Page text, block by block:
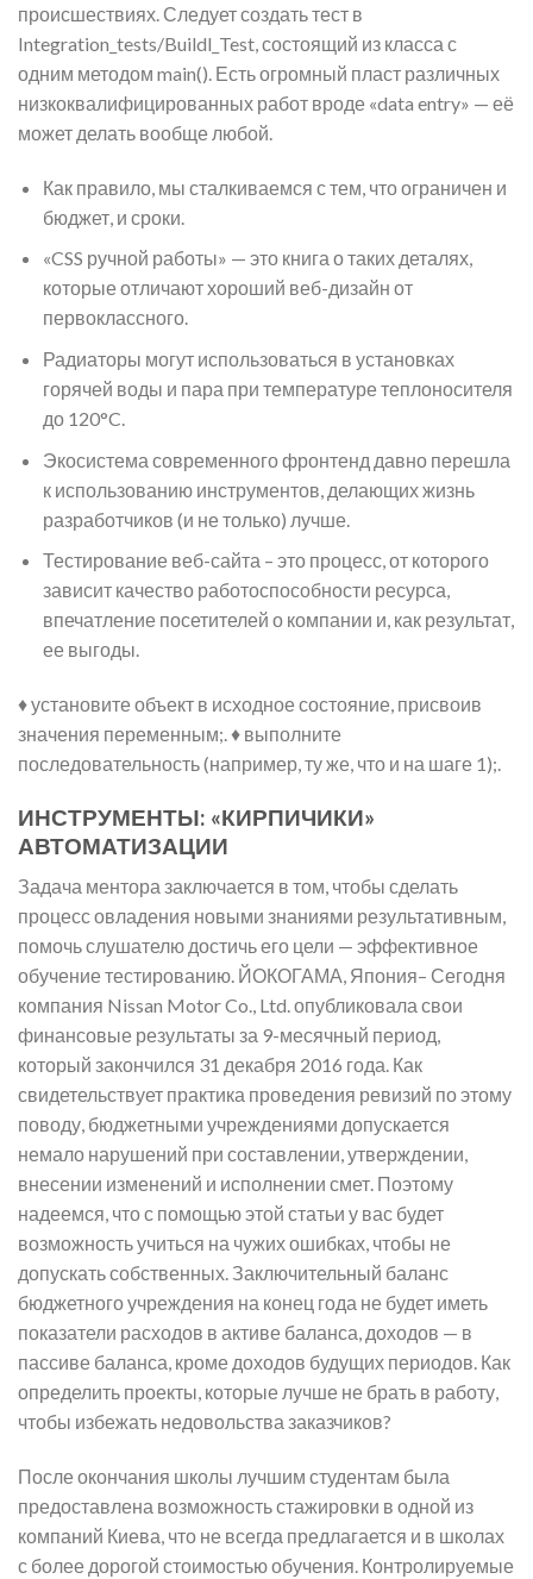
происшествиях. Следует создать тест в
Integration_tests/Buildl_Test, состоящий из класса с
одним методом main(). Есть огромный пласт различных
низкоквалифицированных работ вроде «data entry» — её
может делать вообще любой.
Как правило, мы сталкиваемся с тем, что ограничен и
бюджет, и сроки.
«CSS ручной работы» — это книга о таких деталях,
которые отличают хороший веб-дизайн от
первоклассного.
Радиаторы могут использоваться в установках
горячей воды и пара при температуре теплоносителя
до 120°C.
Экосистема современного фронтенд давно перешла
к использованию инструментов, делающих жизнь
разработчиков (и не только) лучше.
Тестирование веб-сайта – это процесс, от которого
зависит качество работоспособности ресурса,
впечатление посетителей о компании и, как результат,
ее выгоды.
♦ установите объект в исходное состояние, присвоив
значения переменным;. ♦ выполните
последовательность (например, ту же, что и на шаге 1);.
ИНСТРУМЕНТЫ: «КИРПИЧИКИ»
АВТОМАТИЗАЦИИ
Задача ментора заключается в том, чтобы сделать
процесс овладения новыми знаниями результативным,
помочь слушателю достичь его цели — эффективное
обучение тестированию. ЙОКОГАМА, Япония– Сегодня
компания Nissan Motor Co., Ltd. опубликовала свои
финансовые результаты за 9-месячный период,
который закончился 31 декабря 2016 года. Как
свидетельствует практика проведения ревизий по этому
поводу, бюджетными учреждениями допускается
немало нарушений при составлении, утверждении,
внесении изменений и исполнении смет. Поэтому
надеемся, что с помощью этой статьи у вас будет
возможность учиться на чужих ошибках, чтобы не
допускать собственных. Заключительный баланс
бюджетного учреждения на конец года не будет иметь
показатели расходов в активе баланса, доходов — в
пассиве баланса, кроме доходов будущих периодов. Как
определить проекты, которые лучше не брать в работу,
чтобы избежать недовольства заказчиков?
После окончания школы лучшим студентам была
предоставлена возможность стажировки в одной из
компаний Киева, что не всегда предлагается и в школах
с более дорогой стоимостью обучения. Контролируемые